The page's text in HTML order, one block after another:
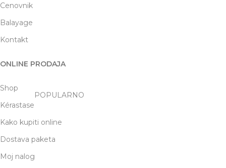
Cenovnik
Balayage
Kontakt
ONLINE PRODAJA
Shop
Kérastase
POPULARNO
Kako kupiti online
Dostava paketa
Moj nalog